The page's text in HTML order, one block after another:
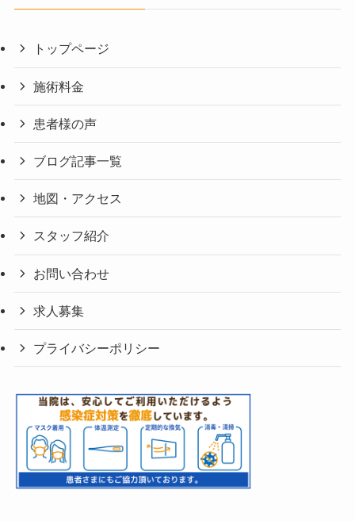
トップページ
施術料金
患者様の声
ブログ記事一覧
地図・アクセス
スタッフ紹介
お問い合わせ
求人募集
プライバシーポリシー